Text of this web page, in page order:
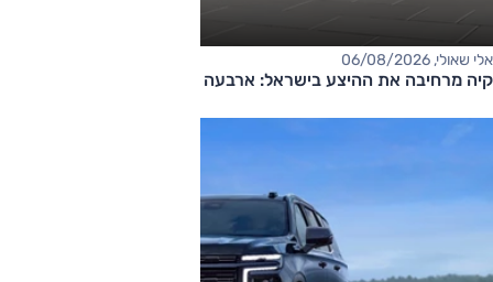
אלי שאולי, 06/08/2026
קיה מרחיבה את ההיצע בישראל: ארבעה דגמים חדשים בדרך